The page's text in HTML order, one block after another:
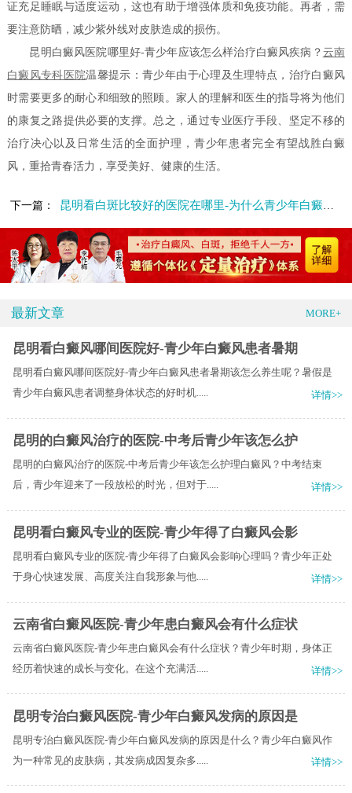
证充足睡眠与适度运动，这也有助于增强体质和免疫功能。再者，需
要注意防晒，减少紫外线对皮肤造成的损伤。
昆明白癜风医院哪里好-青少年应该怎么样治疗白癜风疾病？ 云南
白癜风专科医院温馨提示：青少年由于心理及生理特点，治疗白癜风
时需要更多的耐心和细致的照顾。家人的理解和医生的指导将为他们
的康复之路提供必要的支撑。总之，通过专业医疗手段、坚定不移的
治疗决心以及日常生活的全面护理，青少年患者完全有望战胜白癜
风，重拾青春活力，享受美好、健康的生活。
下一篇： 昆明看白斑比较好的医院在哪里-为什么青少年白癜风的发病率高
最新文章 MORE+
昆明看白癜风哪间医院好-青少年白癜风患者暑期
昆明看白癜风哪间医院好-青少年白癜风患者暑期该怎么养生呢？暑假是
青少年白癜风患者调整身体状态的好时机.....
详情>>
昆明的白癜风治疗的医院-中考后青少年该怎么护
昆明的白癜风治疗的医院-中考后青少年该怎么护理白癜风？中考结束
后，青少年迎来了一段放松的时光，但对于.....
详情>>
昆明看白癜风专业的医院-青少年得了白癜风会影
昆明看白癜风专业的医院-青少年得了白癜风会影响心理吗？青少年正处
于身心快速发展、高度关注自我形象与他.....
详情>>
云南省白癜风医院-青少年患白癜风会有什么症状
云南省白癜风医院-青少年患白癜风会有什么症状？青少年时期，身体正
经历着快速的成长与变化。在这个充满活.....
详情>>
昆明专治白癜风医院-青少年白癜风发病的原因是
昆明专治白癜风医院-青少年白癜风发病的原因是什么？青少年白癜风作
为一种常见的皮肤病，其发病成因复杂多.....
详情>>